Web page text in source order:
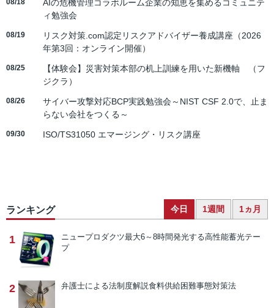
08/18
AIの危機管理コラボルーム企業の知恵を集めるコミュニテ
ィ勉強会
08/19
リスク対策.com認定リスクアドバイザー養成講座（2026
年第3回：オンライン開催）
08/25
【体験会】災害対策本部の机上訓練を用いた新機軸 （フ
ジクラ）
08/26
サイバー攻撃対応BCP実践勉強会～NIST CSF 2.0で、止ま
らない会社をつくる～
09/30 ISO/TS31050 エマージング・リスク講座
ランキング 今日 1週間 1ヵ月
1 ニュープロダクツ最大6～8時間発光する高性能蓄光テー
プ
2 弁護士による法制度解説食料供給困難事態対策法